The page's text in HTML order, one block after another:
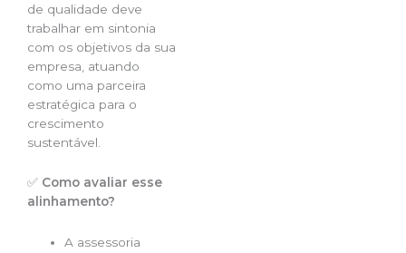
de qualidade deve
trabalhar em sintonia
com os objetivos da sua
empresa, atuando
como uma parceira
estratégica para o
crescimento
sustentável.
✅ Como avaliar esse
alinhamento?
A assessoria